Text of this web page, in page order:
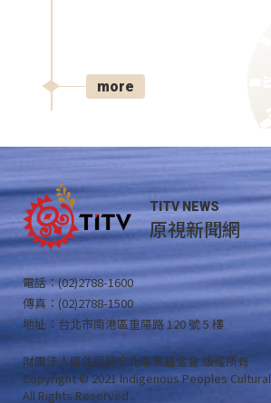
more
TITV NEWS
原視新聞網
電話：(02)2788-1600
傳真：(02)2788-1500
地址：台北市南港區重陽路 120 號 5 樓
財團法人原住民族文化事業基金會 版權所有
Copyright © 2021 Indigenous Peoples
All Rights Reserved .